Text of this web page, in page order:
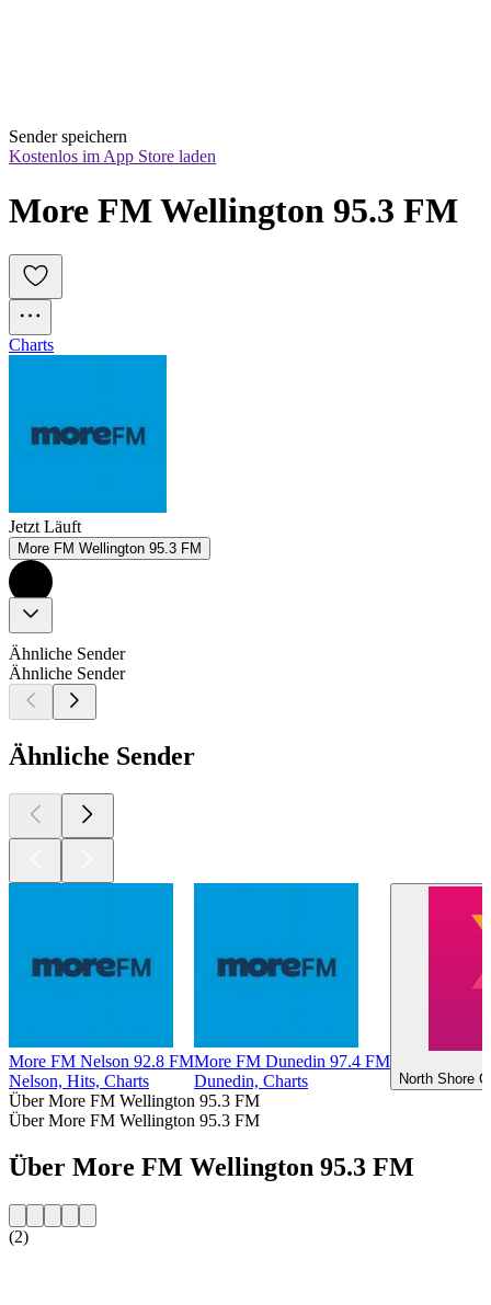
Sender speichern
Kostenlos im App Store laden
More FM Wellington 95.3 FM
Charts
Jetzt Läuft
More FM Wellington 95.3 FM
Ähnliche Sender
Ähnliche Sender
Ähnliche Sender
More FM Nelson 92.8 FM
Nelson, Hits, Charts
More FM Dunedin 97.4 FM
Dunedin, Charts
North Shore
Über More FM Wellington 95.3 FM
Über More FM Wellington 95.3 FM
Über More FM Wellington 95.3 FM
(2)